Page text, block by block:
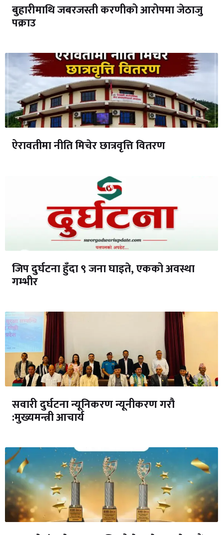
बुहारीमाथि जबरजस्ती करणीको आरोपमा जेठाजु
पक्राउ
ऐरावतीमा नीति मिचेर छात्रवृत्ति वितरण
जिप दुर्घटना हुँदा ९ जना घाइते, एकको अवस्था
गम्भीर
सवारी दुर्घटना न्यूनिकरण न्यूनीकरण गरौ
:मुख्यमन्त्री आचार्य